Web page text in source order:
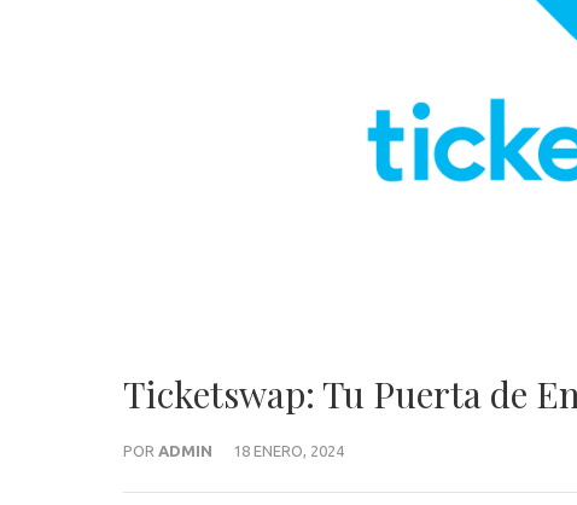
Ticketswap: Tu Puerta de
POR ADMIN 18 ENERO, 2024